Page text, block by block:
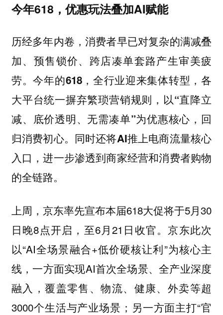
今年618，优惠玩法叠加AI赋能
历经多年内卷，消费者早已对复杂的满减叠
加、预售锁价、跨店凑单套路产生审美疲
劳。今年的618，全行业迎来集体转型，各
大平台统一摒弃繁琐营销规则，以“直降立
减、底价透明、无需凑单”为优惠核心，回
归消费初心。同时还将AI推上电商流量核心
入口，进一步渗透到商家经营和消费者购物
的全链路。
上周，京东率先宣布本届618大促将于5月30
日晚8点开启，至6月21日收官。京东此次
以“AI全场景融合+低价硬核让利”为核心主
线，一方面实现AI首次全场景、全产业深度
融入，覆盖零售、物流、健康、外卖等超
3000个生活与产业场景；另一方面主打“官